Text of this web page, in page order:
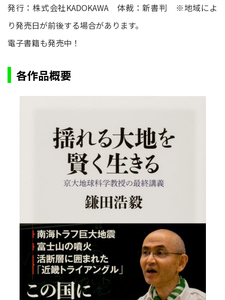
発行：株式会社KADOKAWA 体裁：新書判 ※地域によ
り発売日が前後する場合があります。
電子書籍も発売中！
各作品概要